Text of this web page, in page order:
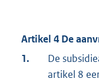
Artikel 4 De
1.
De
artikel 8